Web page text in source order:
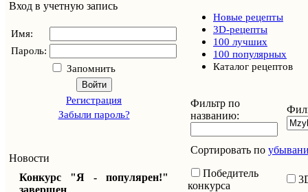
Вход в учетную запись
Имя:
Пароль:
Запомнить
Войти
Регистрация
Забыли пароль?
Новости
Конкурс "Я - популярен!"
завершен
Новые рецепты
3D-рецепты
100 лучших
100 популярных
Каталог рецептов
Фильтр по
названию:
Сортировать по
Победитель
конкурса